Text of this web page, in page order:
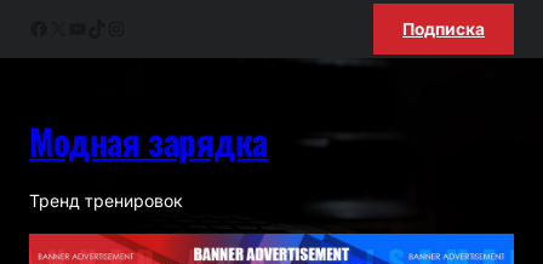
Подписка
Модная зарядка
Тренд тренировок